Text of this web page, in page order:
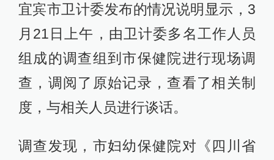
宜宾市卫计委发布的情况说明显示，3
月21日上午，由卫计委多名工作人员
组成的调查组到市保健院进行现场调
查，调阅了原始记录，查看了相关制
度，与相关人员进行谈话。
调查发现，市妇幼保健院对《四川省